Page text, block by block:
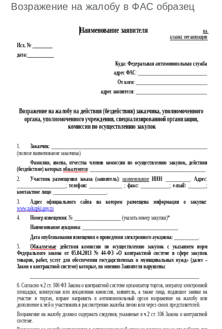
Возражение на жалобу в ФАС образец